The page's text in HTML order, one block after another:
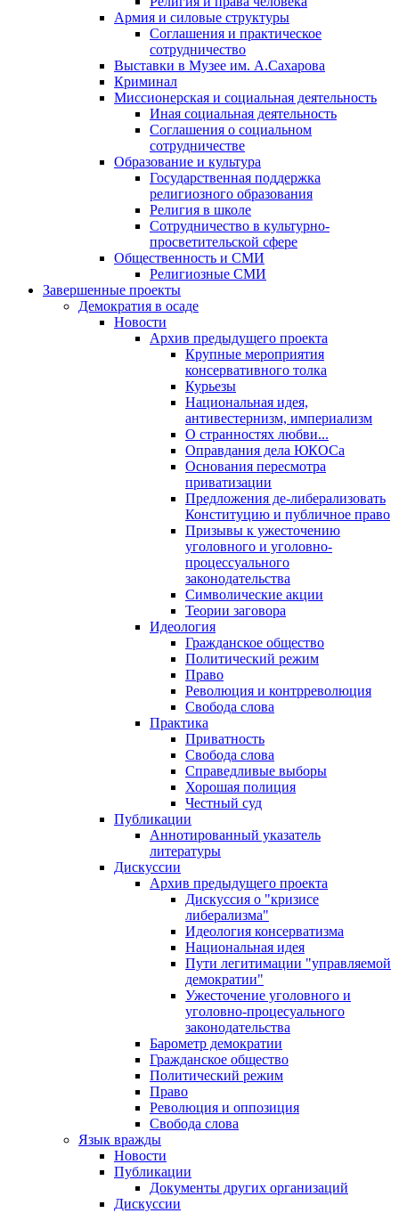
Армия и силовые структуры
Соглашения и практическое
сотрудничество
Выставки в Музее им. А.Сахарова
Криминал
Миссионерская и социальная деятельность
Иная социальная деятельность
Соглашения о социальном
сотрудничестве
Образование и культура
Государственная поддержка
религиозного образования
Религия в школе
Сотрудничество в культурно-
просветительской сфере
Общественность и СМИ
Религиозные СМИ
Завершенные проекты
Демократия в осаде
Новости
Архив предыдущего проекта
Крупные мероприятия
консервативного толка
Курьезы
Национальная идея,
антивестернизм, империализм
О странностях любви...
Оправдания дела ЮКОСа
Основания пересмотра
приватизации
Предложения де-либерализовать
Конституцию и публичное право
Призывы к ужесточению
уголовного и уголовно-
процессуального
законодательства
Символические акции
Теории заговора
Идеология
Гражданское общество
Политический режим
Право
Революция и контрреволюция
Свобода слова
Практика
Приватность
Свобода слова
Справедливые выборы
Хорошая полиция
Честный суд
Публикации
Аннотированный указатель
литературы
Дискуссии
Архив предыдущего проекта
Дискуссия о "кризисе
либерализма"
Идеология консерватизма
Национальная идея
Пути легитимации "управляемой
демократии"
Ужесточение уголовного и
уголовно-процесуального
законодательства
Барометр демократии
Гражданское общество
Политический режим
Право
Революция и оппозиция
Свобода слова
Язык вражды
Новости
Публикации
Документы других организаций
Дискуссии